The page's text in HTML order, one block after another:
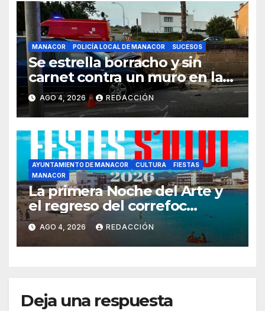
MANACOR POLICÍA LOCAL DE MANACOR SUCESOS
Se estrella borracho y sin
carnet contra un muro en la
ronda del Port de Manacor y
lo destroza
AGO 4, 2026 REDACCIÓN
AYUNTAMIENTO DE MANACOR CULTURA
FIESTAS
MANACOR
La primera Noche del Arte y
el regreso del correfoc
marcan las Fiestas de Verano
de S’Illot 2026
AGO 4, 2026 REDACCIÓN
Deja una respuesta